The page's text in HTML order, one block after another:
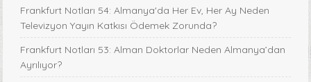
Frankfurt Notları 54: Almanya'da Her Ev, Her Ay Neden
Televizyon Yayın Katkısı Ödemek Zorunda?
Frankfurt Notları 53: Alman Doktorlar Neden Almanya’dan
Ayrılıyor?